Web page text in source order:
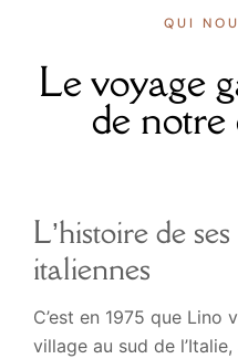
QUI
Le voyage
de
L’histoire de
italiennes
C’est en 1975 que
village au sud de